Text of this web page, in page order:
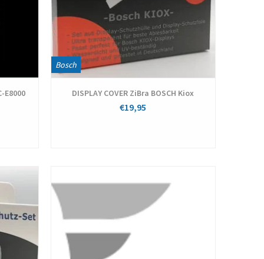
E8000
Bosch
DISPLAY COVER ZiBra BOSCH Kiox
€19,95